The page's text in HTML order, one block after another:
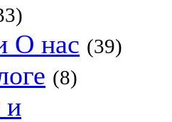
О нас (39)
(8)
и